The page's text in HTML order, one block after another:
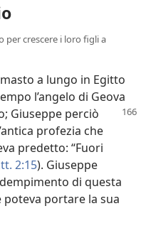
per crescere i loro figli a
a lungo in Egitto
l’angelo di Geova
Giuseppe perciò
profezia che
predetto: “Fuori
2:15). Giuseppe
di questa
portare la sua